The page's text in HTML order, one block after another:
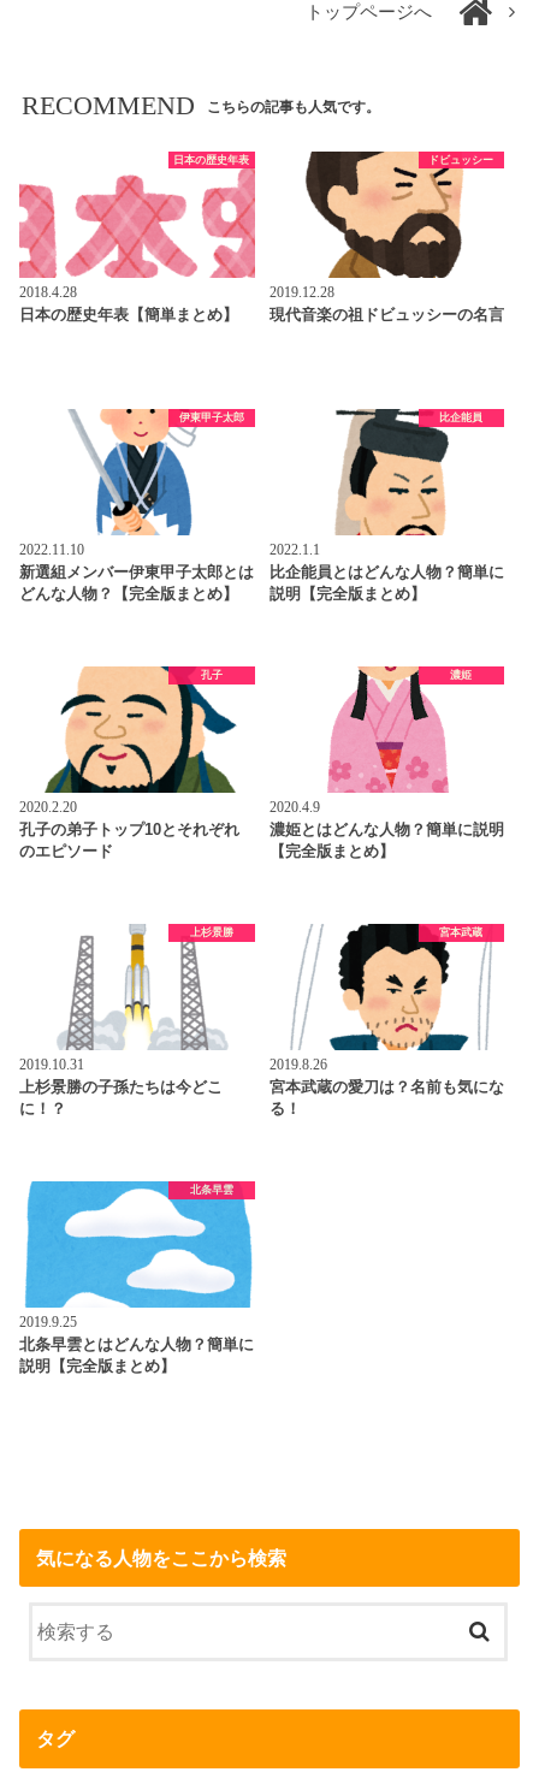
トップページへ
RECOMMEND こちらの記事も人気です。
日本の歴史年表
2018.4.28
日本の歴史年表【簡単まとめ】
ドビュッシー
2019.12.28
現代音楽の祖ドビュッシーの名言
伊東甲子太郎
2022.11.10
新選組メンバー伊東甲子太郎とは
どんな人物？【完全版まとめ】
比企能員
2022.1.1
比企能員とはどんな人物？簡単に
説明【完全版まとめ】
孔子
2020.2.20
孔子の弟子トップ10とそれぞれ
のエピソード
濃姫
2020.4.9
濃姫とはどんな人物？簡単に説明
【完全版まとめ】
上杉景勝
2019.10.31
上杉景勝の子孫たちは今どこ
に！？
宮本武蔵
2019.8.26
宮本武蔵の愛刀は？名前も気にな
る！
北条早雲
2019.9.25
北条早雲とはどんな人物？簡単に
説明【完全版まとめ】
気になる人物をここから検索
タグ